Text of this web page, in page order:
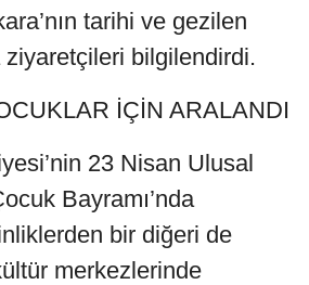
tarihi ve gezilen
ziyaretçileri bilgilendirdi.
İÇİN ARALANDI
23 Nisan Ulusal
Bayramı’nda
bir diğeri de
merkezlerinde